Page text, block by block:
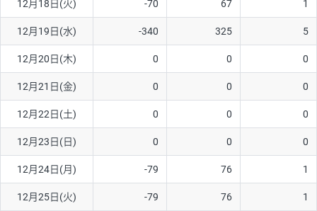
ソ/円は10万通貨単位。
12月18日(火) -70 67 1
12月19日(水) -340 325 5
12月20日(木) 0 0 0
12月21日(金) 0 0 0
12月22日(土) 0 0 0
12月23日(日) 0 0 0
12月24日(月) -79 76 1
12月25日(火) -79 76 1